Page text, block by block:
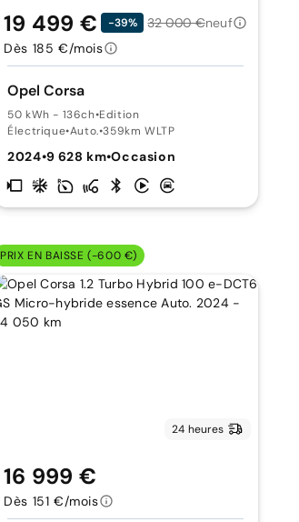
Opel Corsa
50 kWh - 136ch•Edition
Électrique•Auto.•359km WLTP
2024•9 628 km•Occasion
19 499 € -39% 32 000 €neuf
Dès 185 €/mois
PRIX EN BAISSE (-600 €)
24 heures
16 999 €
Dès 151 €/mois